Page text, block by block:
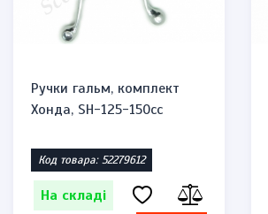
Ручки гальм, комплект
Хонда, SH-125-150cc
Код товара: 52279612
На складі